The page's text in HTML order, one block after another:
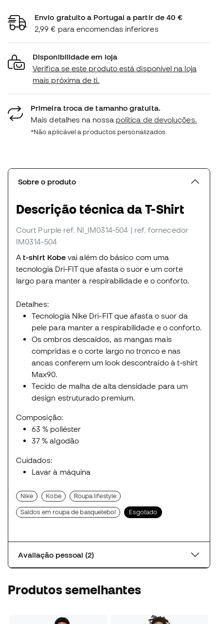
Envio gratuito a Portugal a partir de 40 €
2,99 € para encomendas inferiores
Disponibilidade em loja
Verifica se este produto está disponível na loja
mais próxima de ti.
Primeira troca de tamanho gratuita.
Mais detalhes na nossa política de devoluções.
*Não aplicável a productos personalizados.
Sobre o produto
Descrição técnica da T-Shirt
Court Purple ref. NI_IM0314-504 | ref. fornecedor
IM0314-504
A t-shirt Kobe vai além do básico com uma
tecnologia Dri-FIT que afasta o suor e um corte
largo para manter a respirabilidade e o conforto.
Detalhes:
Tecnologia Nike Dri-FIT que afasta o suor da
pele para manter a respirabilidade e o conforto.
Os ombros descaídos, as mangas mais
compridas e o corte largo no tronco e nas
ancas conferem um look descontraído à t-shirt
Max90.
Tecido de malha de alta densidade para um
design estruturado premium.
Composição:
63 % poliéster
37 % algodão
Cuidados:
Lavar à máquina
Nike Kobe Roupa lifestyle
Saldos em roupa de basquetebol Esgotado
Avaliação pessoal (2)
Produtos semelhantes